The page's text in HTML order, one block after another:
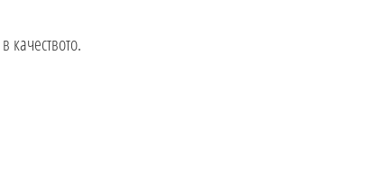
качеството.